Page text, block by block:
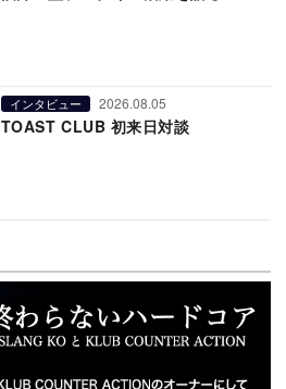
インタビュー 2026.08.05
TOAST CLUB 初来日対談